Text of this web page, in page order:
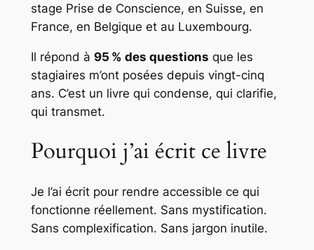
stage Prise de Conscience, en Suisse, en
France, en Belgique et au Luxembourg.
Il répond à 95 % des questions que les
stagiaires m’ont posées depuis vingt-cinq
ans. C’est un livre qui condense, qui clarifie,
qui transmet.
Pourquoi j’ai écrit ce livre
Je l’ai écrit pour rendre accessible ce qui
fonctionne réellement. Sans mystification.
Sans complexification. Sans jargon inutile.